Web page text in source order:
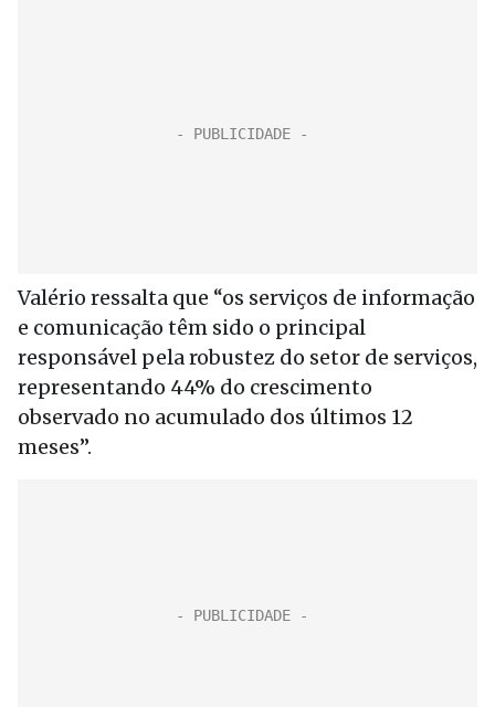
Valério ressalta que “os serviços de informação
e comunicação têm sido o principal
responsável pela robustez do setor de serviços,
representando 44% do crescimento
observado no acumulado dos últimos 12
meses”.